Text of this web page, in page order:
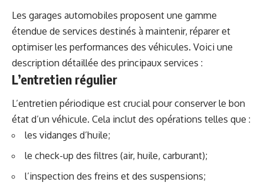
Les garages automobiles proposent une gamme
étendue de services destinés à maintenir, réparer et
optimiser les performances des véhicules. Voici une
description détaillée des principaux services :
L’entretien régulier
L’entretien périodique est crucial pour conserver le bon
état d’un véhicule. Cela inclut des opérations telles que :
les vidanges d’huile;
le check-up des filtres (air, huile, carburant);
l’inspection des freins et des suspensions;